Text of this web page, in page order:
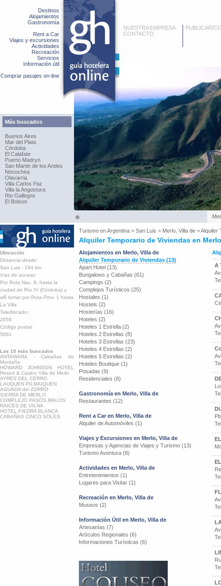
Destinos
Alojamientos
Gastronomía
Rent a Car
Viajes y excursiones
Actividades
Recreación
Servicios
Información útil
Comprar pasajes on-line
Más buscados
Buenos Aires
Mar del Plata
Córdoba
El Calafate
Puerto Madryn
San Martin de los Andes
Necochea
Olavarria
Villa Carlos Paz
Villa la Angostura
Rio Gallegos
El Bolson
NUESTRA EMPRESA
CONTACTO
PUBLICAR/
Turismo enArgentina > San Luis > Merlo, Villa de >Alquiler
Alquiler Temporario de Viviendas en
Ubicación
Distancia desde:
San Luis : 194 km
Vias de acceso:
Por Ruta Nac. 8, hasta la
ciudad de Río IV (Córdoba) y
allí tomar por Ruta Prov. 1 hasta
La Villa
Telediscado:
2656
Código postal:
5881
Los 10 más buscados
ANTAWARA - Cabañas de
Montaña
HOWARD JOHNSON HOTEL
Resort & Casino Villa de Merlo
AYRES DEL CERRO
LAUQUEN PILMAIQUEN
AGUADA del ZORRO
SIERRA DE MERLO
COMPLEJO PASOS MALOS
RAICES DE VILNA
HOTEL PIEDRA BLANCA
CABAÑAS CINCO SOLES
Alojamientos en Merlo, Villa de
Alquiler Temporario de Viviendas (13)
Apart Hotel (13)
Bungalows y Cabañas (61)
Campings (2)
Complejos Turísticos (25)
Hostales (1)
Hostels (2)
Hosterías (16)
Hoteles (2)
Hoteles 1 Estrella (2)
Hoteles 2 Estrellas (8)
Hoteles 3 Estrellas (23)
Hoteles 4 Estrellas (2)
Hoteles 5 Estrellas (2)
Hoteles Boutique (1)
Posadas (9)
Residenciales (8)
Gastronomía en Merlo, Villa de
Restaurantes (12)
Rent a Car en Merlo, Villa de
Alquiler de Automóviles (1)
Viajes y Excursiones en Merlo, Villa de
Empresas y Agencias de Viajes y Turismo (13)
Turismo Aventura (8)
Actividades en Merlo, Villa de
Entretenimientos (1)
Lugares para Visitar (1)
Recreación en Merlo, Villa de
Museos (2)
Información Útil en Merlo, Villa de
Artesanías (7)
Artículos Regionales (6)
Informaciones Turísticas (6)
A